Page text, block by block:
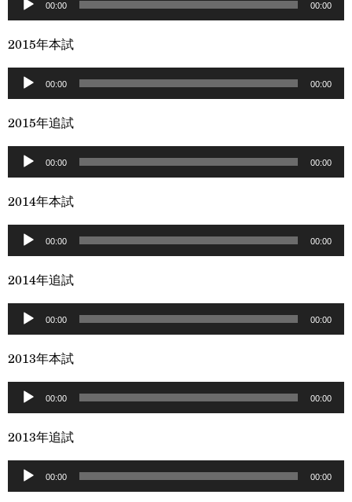
ー
声
プ
レ
ー
00:00 00:00
2015年本試
声
プ
レ
ー
00:00 00:00
2015年追試
声
プ
レ
ー
00:00 00:00
2014年本試
声
プ
レ
ー
00:00 00:00
2014年追試
声
プ
レ
ー
00:00 00:00
2013年本試
声
プ
レ
00:00 00:00
2013年追試
声
00:00 00:00